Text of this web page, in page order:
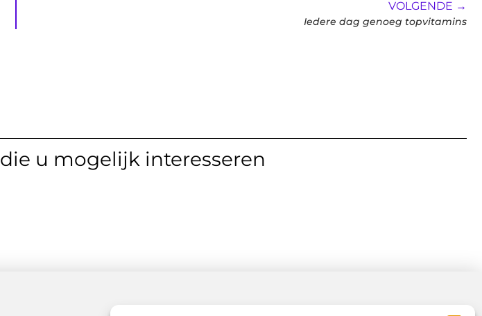
VOLGENDE →
Iedere dag genoeg topvitamins
die u mogelijk interesseren